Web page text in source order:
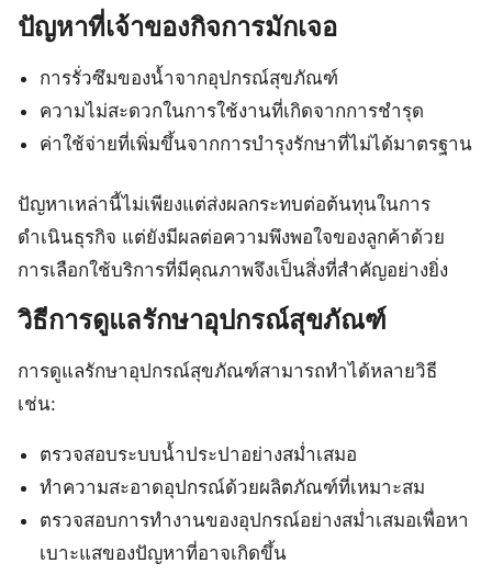
ปัญหาที่เจ้าของกิจการมักเจอ
การรั่วซึมของน้ำจากอุปกรณ์สุขภัณฑ์
ความไม่สะดวกในการใช้งานที่เกิดจากการชำรุด
ค่าใช้จ่ายที่เพิ่มขึ้นจากการบำรุงรักษาที่ไม่ได้มาตรฐาน
ปัญหาเหล่านี้ไม่เพียงแต่ส่งผลกระทบต่อต้นทุนในการ
ดำเนินธุรกิจ แต่ยังมีผลต่อความพึงพอใจของลูกค้าด้วย
การเลือกใช้บริการที่มีคุณภาพจึงเป็นสิ่งที่สำคัญอย่างยิ่ง
วิธีการดูแลรักษาอุปกรณ์สุขภัณฑ์
การดูแลรักษาอุปกรณ์สุขภัณฑ์สามารถทำได้หลายวิธี
เช่น:
ตรวจสอบระบบน้ำประปาอย่างสม่ำเสมอ
ทำความสะอาดอุปกรณ์ด้วยผลิตภัณฑ์ที่เหมาะสม
ตรวจสอบการทำงานของอุปกรณ์อย่างสม่ำเสมอเพื่อหา
เบาะแสของปัญหาที่อาจเกิดขึ้น